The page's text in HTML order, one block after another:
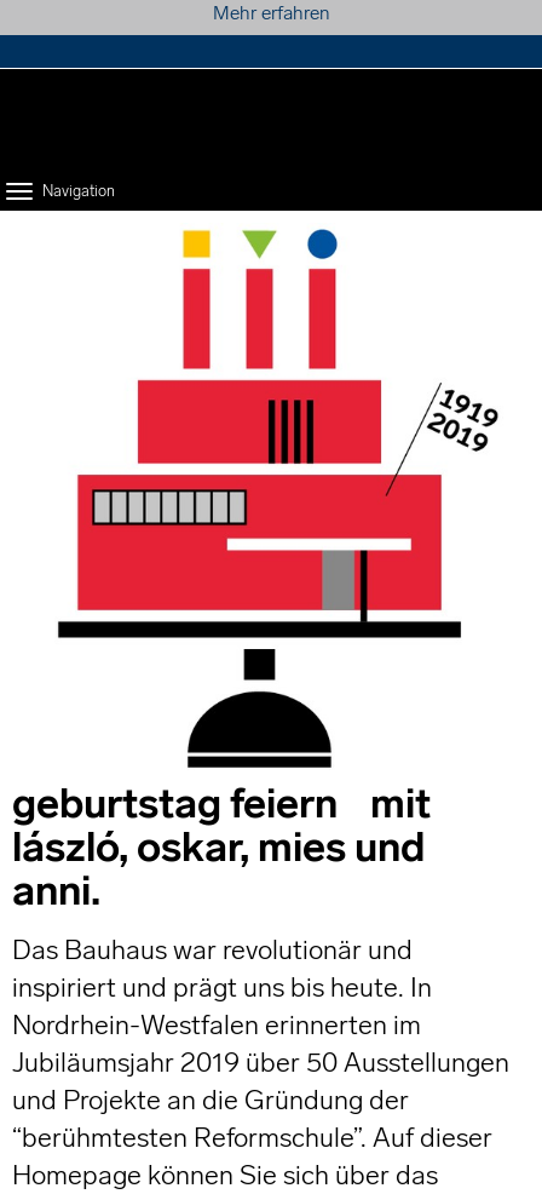
Mehr erfahren
Navigation
geburtstag feiern mit
lászló, oskar, mies und
anni.
Das Bauhaus war revolutionär und
inspiriert und prägt uns bis heute. In
Nordrhein-Westfalen erinnerten im
Jubiläumsjahr 2019 über 50 Ausstellungen
und Projekte an die Gründung der
“berühmtesten Reformschule”. Auf dieser
Homepage können Sie sich über das